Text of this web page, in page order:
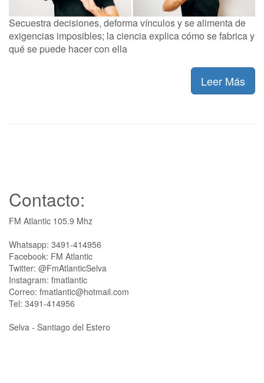
Secuestra decisiones, deforma vínculos y se alimenta de
exigencias imposibles; la ciencia explica cómo se fabrica y
qué se puede hacer con ella
Leer Más
Contacto:
FM Atlantic 105.9 Mhz
Whatsapp: 3491-414956
Facebook: FM Atlantic
Twitter: @FmAtlanticSelva
Instagram: fmatlantic
Correo: fmatlantic@hotmail.com
Tel: 3491-414956
Selva - Santiago del Estero